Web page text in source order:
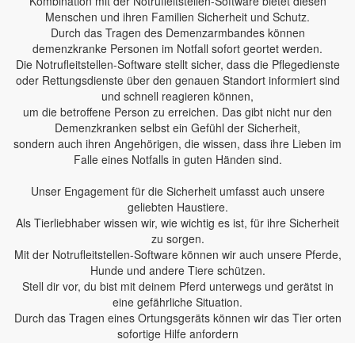
Menschen und ihren Familien Sicherheit und Schutz.
Durch das Tragen des Demenzarmbandes können
demenzkranke Personen im Notfall sofort geortet werden.
Die Notrufleitstellen-Software stellt sicher, dass die Pflegedienste
oder Rettungsdienste über den genauen Standort informiert sind
und schnell reagieren können,
um die betroffene Person zu erreichen. Das gibt nicht nur den
Demenzkranken selbst ein Gefühl der Sicherheit,
sondern auch ihren Angehörigen, die wissen, dass ihre Lieben im
Falle eines Notfalls in guten Händen sind.
Unser Engagement für die Sicherheit umfasst auch unsere
geliebten Haustiere.
Als Tierliebhaber wissen wir, wie wichtig es ist, für ihre Sicherheit
zu sorgen.
Mit der Notrufleitstellen-Software können wir auch unsere Pferde,
Hunde und andere Tiere schützen.
Stell dir vor, du bist mit deinem Pferd unterwegs und gerätst in
eine gefährliche Situation.
Durch das Tragen eines Ortungsgeräts können wir das Tier orten
sofortige Hilfe anfordern